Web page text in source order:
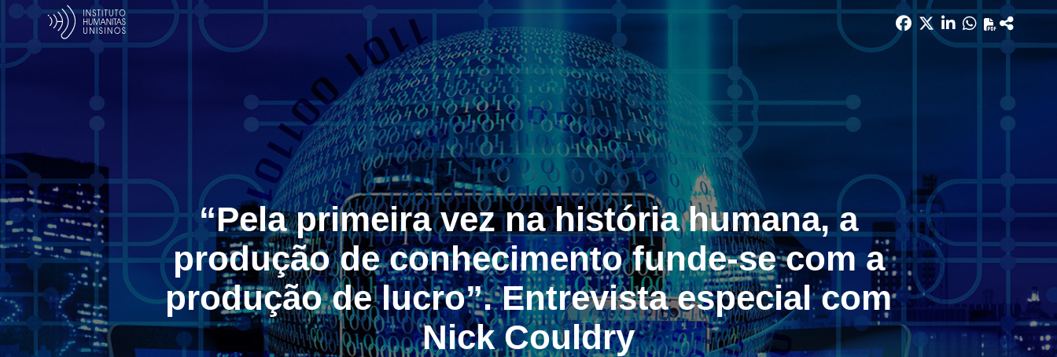
“Pela primeira vez na história humana, a
produção de conhecimento funde-se com a
produção de lucro”. Entrevista especial com
Nick Couldry